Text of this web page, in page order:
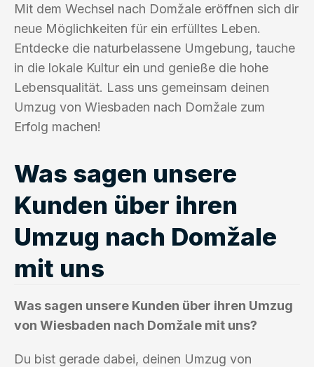
Mit dem Wechsel nach Domžale eröffnen sich dir
neue Möglichkeiten für ein erfülltes Leben.
Entdecke die naturbelassene Umgebung, tauche
in die lokale Kultur ein und genieße die hohe
Lebensqualität. Lass uns gemeinsam deinen
Umzug von Wiesbaden nach Domžale zum
Erfolg machen!
Was sagen unsere
Kunden über ihren
Umzug nach Domžale
mit uns
Was sagen unsere Kunden über ihren Umzug
von Wiesbaden nach Domžale mit uns?
Du bist gerade dabei, deinen Umzug von